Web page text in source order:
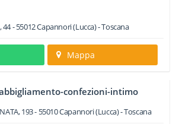
44-55012Capannori(Lucca) -Toscana
Mappa
confezioni-intimo
193- 55010Capannori(Lucca) -Toscana